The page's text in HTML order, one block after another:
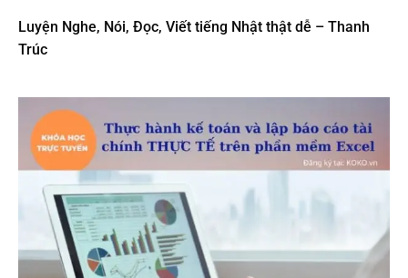
Luyện Nghe, Nói, Đọc, Viết tiếng Nhật thật dễ – Thanh
Trúc